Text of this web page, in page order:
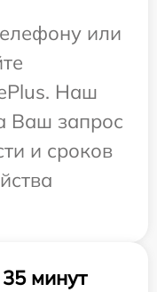
или
Наш
Ваш запрос
и сроков
минут